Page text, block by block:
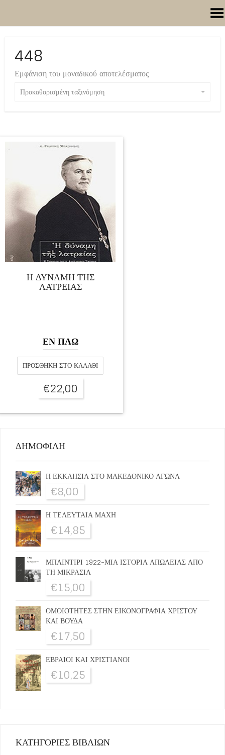
Toggle Menu
448
Εμφάνιση του μοναδικού αποτελέσματος
Προκαθορισμένη ταξινόμηση
Η ΔΥΝΑΜΗ ΤΗΣ
ΛΑΤΡΕΙΑΣ
ΕΝ ΠΛΩ
ΠΡΟΣΘΉΚΗ ΣΤΟ ΚΑΛΆΘΙ
€22,00
ΔΗΜΟΦΙΛΗ
Η ΕΚΚΛΗΣΙΑ ΣΤΟ ΜΑΚΕΔΟΝΙΚΟ ΑΓΩΝΑ
€8,00
Η ΤΕΛΕΥΤΑΙΑ ΜΑΧΗ
€14,85
ΜΠΑΙΝΤΙΡΙ 1922-ΜΙΑ ΙΣΤΟΡΙΑ ΑΠΩΛΕΙΑΣ ΑΠΟ
ΤΗ ΜΙΚΡΑΣΙΑ
€15,00
ΟΜΟΙΟΤΗΤΕΣ ΣΤΗΝ ΕΙΚΟΝΟΓΡΑΦΙΑ ΧΡΙΣΤΟΥ
ΚΑΙ ΒΟΥΔΑ
€17,50
ΕΒΡΑΙΟΙ ΚΑΙ ΧΡΙΣΤΙΑΝΟΙ
€10,25
ΚΑΤΗΓΟΡΙΕΣ ΒΙΒΛΙΩΝ